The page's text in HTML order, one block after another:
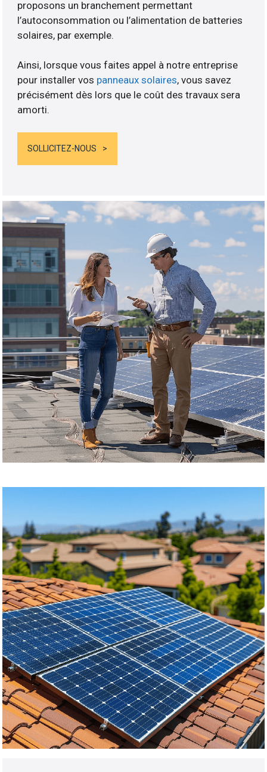
proposons un branchement permettant
l’autoconsommation ou l’alimentation de batteries
solaires, par exemple.
Ainsi, lorsque vous faites appel à notre entreprise
pour installer vos panneaux solaires, vous savez
précisément dès lors que le coût des travaux sera
amorti.
SOLLICITEZ-NOUS